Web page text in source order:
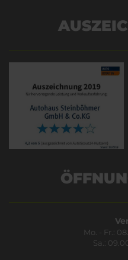
Mo. - Fr.:
Sa.: